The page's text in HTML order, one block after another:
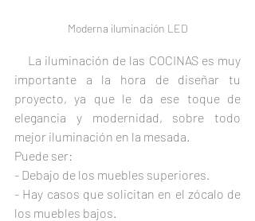
Moderna iluminación LED
importante a la hora de diseñar tu
proyecto, ya que le da ese toque de
elegancia y modernidad, sobre todo
mejor iluminación en la mesada.
Puede ser:
- Debajo de los muebles superiores.
- Hay casos que solicitan en el zócalo de
los muebles bajos.